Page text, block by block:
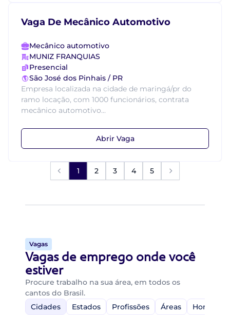
Vaga De Mecânico Automotivo
Mecânico automotivo
MUNIZ FRANQUIAS
Presencial
São José dos Pinhais / PR
Empresa localizada na cidade de maringá/pr do
ramo locação, com 1000 funcionários, contrata
mecânico automotivo...
Abrir Vaga
1 2 3 4 5
Vagas
Vagas de emprego onde você
estiver
Procure trabalho na sua área, em todos os
cantos do Brasil.
Cidades
Estados Profissões Áreas Home-